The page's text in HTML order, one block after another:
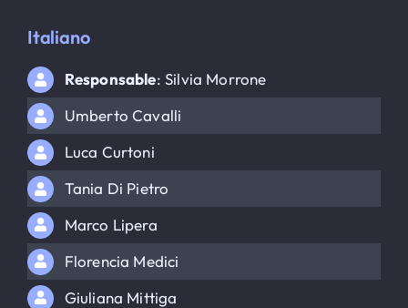
Italiano
Responsable: Silvia Morrone
Umberto Cavalli
Luca Curtoni
Tania Di Pietro
Marco Lipera
Florencia Medici
Giuliana Mittiga